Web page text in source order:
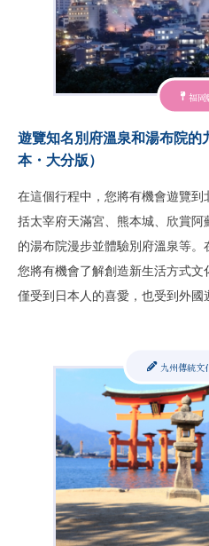
福岡
遊覽知名別府溫泉和湯布院的
本・大分版）
在這個行程中，您將有機會遊覽
括太宰府天滿宮、熊本城、欣賞阿
的湯布院漫步並體驗別府溫泉等。
您將有機會了解創造新生活方式
僅受到日本人的喜愛，也受到外
九州傳統文